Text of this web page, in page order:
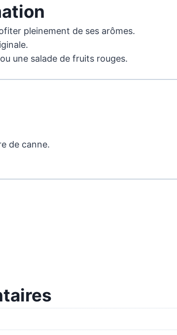
pleinement de ses arômes.
une salade de fruits rouges.
de canne.